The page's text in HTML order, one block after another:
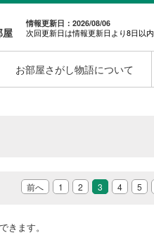
屋
情報更新日：2026/08/06
次回更新日は情報更新日より8日以内
お部屋さがし物語について
前へ 1 2 3 4 5
きます。